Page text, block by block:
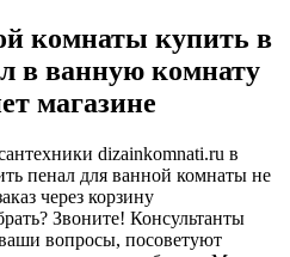
комнаты купить в
в ванную комнату
магазине
dizainkomnati.ru в
пенал для ванной комнаты не
через корзину
Звоните! Консультанты
вопросы, посоветуют